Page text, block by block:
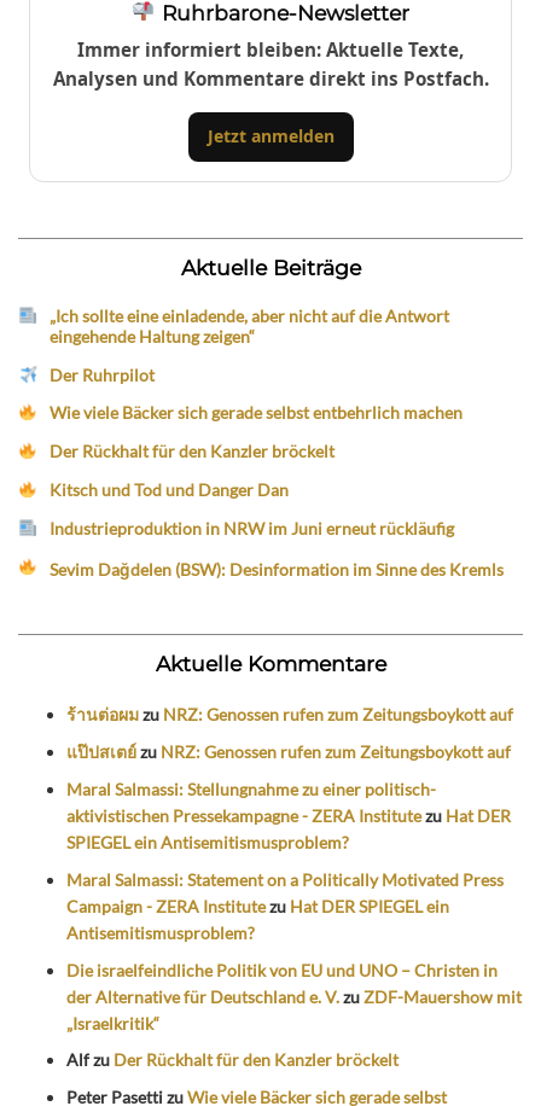
Ruhrbarone-Newsletter
Immer informiert bleiben: Aktuelle Texte,
Analysen und Kommentare direkt ins Postfach.
Jetzt anmelden
Aktuelle Beiträge
„Ich sollte eine einladende, aber nicht auf die Antwort
eingehende Haltung zeigen“
Der Ruhrpilot
Wie viele Bäcker sich gerade selbst entbehrlich machen
Der Rückhalt für den Kanzler bröckelt
Kitsch und Tod und Danger Dan
Industrieproduktion in NRW im Juni erneut rückläufig
Sevim Dağdelen (BSW): Desinformation im Sinne des Kremls
Aktuelle Kommentare
ร้านต่อผมzu NRZ: Genossen rufen zum Zeitungsboykott auf
แป๊ปสเตย์zu NRZ: Genossen rufen zum Zeitungsboykott auf
Maral Salmassi: Stellungnahme zu einer politisch-
aktivistischen Pressekampagne - ZERA Institutezu Hat DER
SPIEGEL ein Antisemitismusproblem?
Maral Salmassi: Statement on a Politically Motivated Press
Campaign - ZERA Institutezu Hat DER SPIEGEL ein
Antisemitismusproblem?
Die israelfeindliche Politik von EU und UNO – Christen in
der Alternative für Deutschland e. V.zuZDF-Mauershow mit
„Israelkritik“
Alfzu Der Rückhalt für den Kanzler bröckelt
Peter PasettizuWie viele Bäcker sich gerade selbst